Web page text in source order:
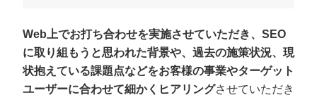
Web上でお打ち合わせを実施させていただき、SEO
に取り組もうと思われた背景や、過去の施策状況、現
状抱えている課題点などをお客様の事業やターゲット
ユーザーに合わせて細かくヒアリングさせていただき